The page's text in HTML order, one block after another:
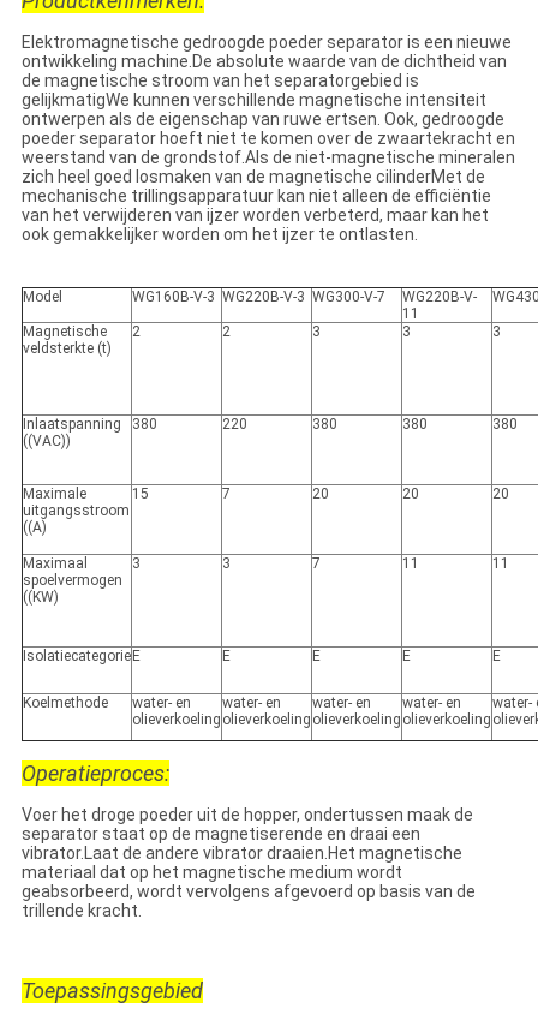
Elektromagnetische gedroogde poeder separator is een nieuwe
ontwikkeling machine.De absolute waarde van de dichtheid van
de magnetische stroom van het separatorgebied is
gelijkmatigWe kunnen verschillende magnetische intensiteit
ontwerpen als de eigenschap van ruwe ertsen. Ook, gedroogde
poeder separator hoeft niet te komen over de zwaartekracht en
weerstand van de grondstof.Als de niet-magnetische mineralen
zich heel goed losmaken van de magnetische cilinderMet de
mechanische trillingsapparatuur kan niet alleen de efficiëntie
van het verwijderen van ijzer worden verbeterd, maar kan het
ook gemakkelijker worden om het ijzer te ontlasten.
Model WG160B-V-3 WG220B-V-3 WG300-V-7
WG220B-V-
11
Magnetische
veldsterkte (t)
2 2 3 3 3
Inlaatspanning
((VAC))
380 220 380 380 380
Maximale
uitgangsstroom
((A)
15 7 20 20 20
Maximaal
spoelvermogen
((KW)
3 3 7 11 11
Isolatiecategorie E E E E E
Koelmethode
water- en
olieverkoeling
water- en
olieverkoeling
water- en
olieverkoeling
water- en
olieverkoeling
water-
Operatieproces:
Voer het droge poeder uit de hopper, ondertussen maak de
separator staat op de magnetiserende en draai een
vibrator.Laat de andere vibrator draaien.Het magnetische
materiaal dat op het magnetische medium wordt
geabsorbeerd, wordt vervolgens afgevoerd op basis van de
trillende kracht.
Toepassingsgebied